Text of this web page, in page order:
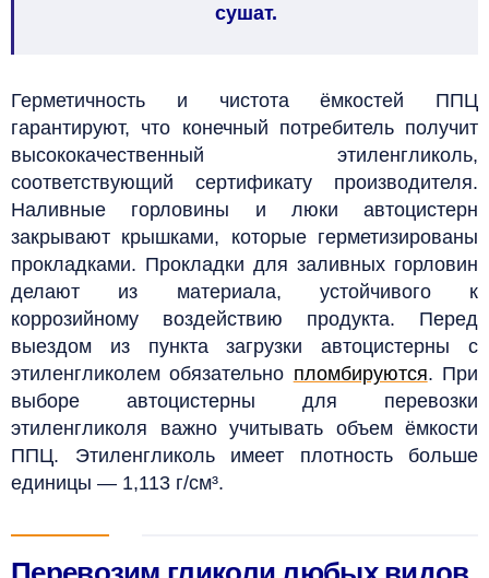
сушат.
Герметичность и чистота ёмкостей ППЦ
гарантируют, что конечный потребитель получит
высококачественный этиленгликоль,
соответствующий сертификату производителя.
Наливные горловины и люки автоцистерн
закрывают крышками, которые герметизированы
прокладками. Прокладки для заливных горловин
делают из материала, устойчивого к
коррозийному воздействию продукта. Перед
выездом из пункта загрузки автоцистерны с
этиленгликолем обязательно пломбируются. При
выборе автоцистерны для перевозки
этиленгликоля важно учитывать объем ёмкости
ППЦ. Этиленгликоль имеет плотность больше
единицы — 1,113 г/см³.